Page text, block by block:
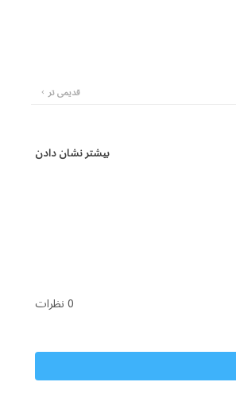
قدیمی تر
بیشتر نشان دادن
0 نظرات